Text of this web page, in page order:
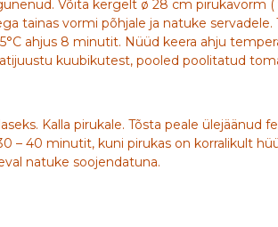
Võita kergelt ø 28 cm pirukavorm
tainas vormi põhjale ja natuke servadele.
ahjus 8 minutit. Nüüd keera ahju
kuubikutest, pooled poolitatud
Kalla pirukale. Tõsta peale ülejäänud
– 40 minutit, kuni pirukas on korralikult
natuke soojendatuna.